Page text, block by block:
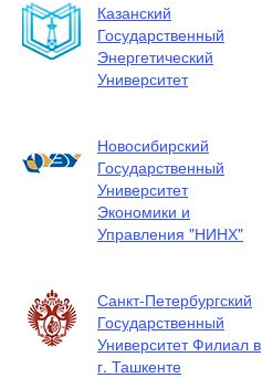
Казанский
Государственный
Энергетический
Университет
Новосибирский
Государственный
Университет
Экономики и
Управления "НИНХ"
Санкт-Петербургский
Государственный
Университет Филиал в
г. Ташкенте